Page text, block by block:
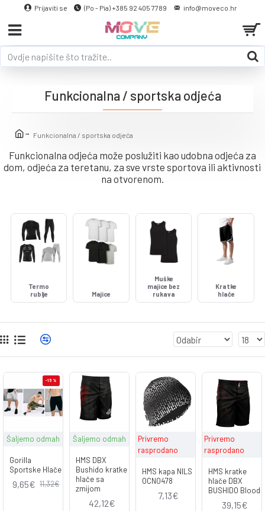
Prijaviti se (Po - Pia) +385 92 405 7789 info@moveco.hr
Funkcionalna / sportska odjeća
Funkcionalna / sportska odjeća
Funkcionalna odjeća može poslužiti kao udobna odjeća za
dom, odjeća za teretanu, za sve vrste sportova ili aktivnosti
na otvorenom.
Termo
rublje
Majice
Muške
majice bez
rukava
Kratke
hlače
-15 %
Šaljemo odmah
Gorilla
Sportske Hlače
9,65€ 11,32€
Šaljemo odmah
HMS DBX
Bushido kratke
hlače sa
zmijom
42,12€
Privremo
rasprodano
HMS kapa NILS
OCN0478
7,13€
Privremo
rasprodano
HMS kratke
hlače DBX
BUSHIDO Blood
39,15€